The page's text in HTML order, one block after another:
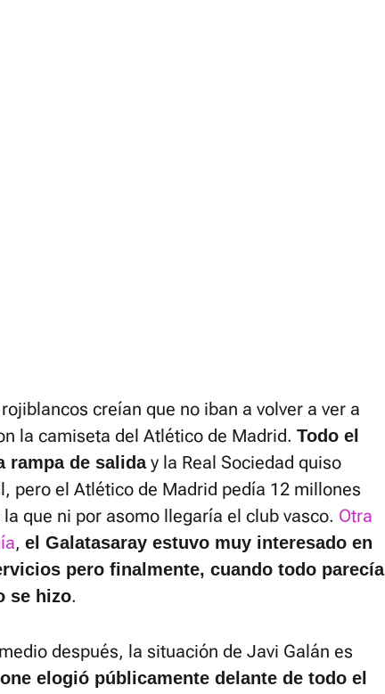
creían que no iban a volver a ver a
la camiseta del Atlético de Madrid. Todo el
rampa de saliday la Real Sociedad quiso
pero el Atlético de Madrid pedía 12 millones
que ni por asomo llegaría el club vasco. Otra
, el Galatasaray estuvo muy interesado en
pero finalmente, cuando todo parecía
se hizo.
después, la situación de Javi Galán es
elogió públicamente delante de todo el